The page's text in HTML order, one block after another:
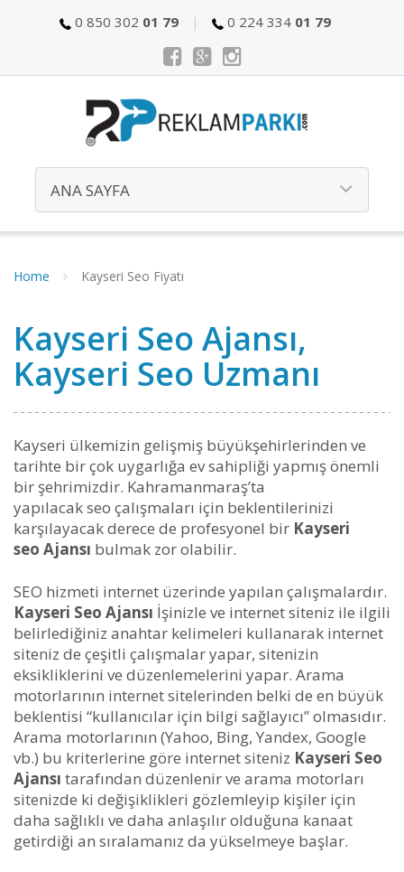
0 850 302 01 79 0 224 334 01 79
Home Kayseri Seo Fiyatı
Kayseri Seo Ajansı,
Kayseri Seo Uzmanı
Kayseri ülkemizin gelişmiş büyükşehirlerinden ve
tarihte bir çok uygarlığa ev sahipliği yapmış önemli
bir şehrimizdir. Kahramanmaraş’ta
yapılacak seo çalışmaları için beklentilerinizi
karşılayacak derece de profesyonel bir Kayseri
seo Ajansı bulmak zor olabilir.
SEO hizmeti internet üzerinde yapılan çalışmalardır.
Kayseri Seo Ajansı İşinizle ve internet siteniz ile ilgili
belirlediğiniz anahtar kelimeleri kullanarak internet
siteniz de çeşitli çalışmalar yapar, sitenizin
eksikliklerini ve düzenlemelerini yapar. Arama
motorlarının internet sitelerinden belki de en büyük
beklentisi “kullanıcılar için bilgi sağlayıcı” olmasıdır.
Arama motorlarının (Yahoo, Bing, Yandex, Google
vb.) bu kriterlerine göre internet siteniz Kayseri Seo
Ajansı tarafından düzenlenir ve arama motorları
sitenizde ki değişiklikleri gözlemleyip kişiler için
daha sağlıklı ve daha anlaşılır olduğuna kanaat
getirdiği an sıralamanız da yükselmeye başlar.